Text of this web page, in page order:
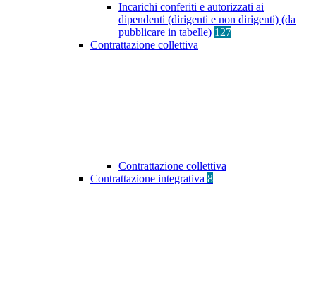
Incarichi conferiti e autorizzati ai
dipendenti (dirigenti e non dirigenti) (da
pubblicare in tabelle) 127
Contrattazione collettiva
Contrattazione collettiva
Contrattazione integrativa 8